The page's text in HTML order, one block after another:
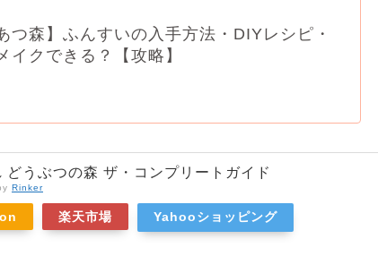
つ森】ふんすいの入手方法・DIYレシピ・
イクできる？【攻略】
どうぶつの森 ザ・コンプリートガイド
Rinker
楽天市場 Yahooショッピング